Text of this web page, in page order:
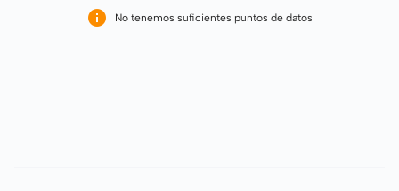
No tenemos suficientes puntos de datos